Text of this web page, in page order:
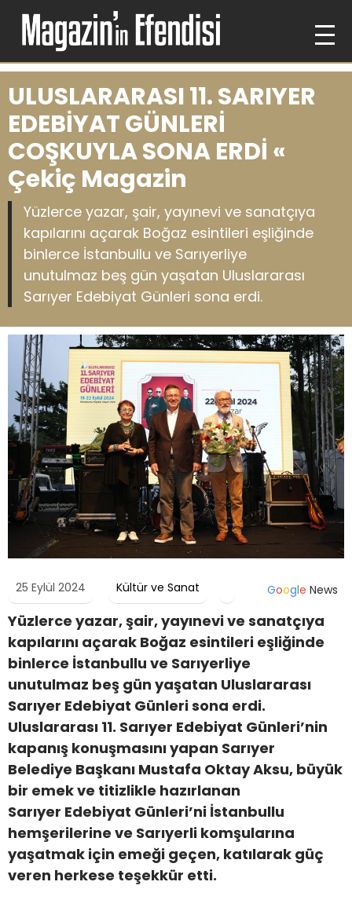
ULUSLARARASI 11. SARIYER
EDEBİYAT GÜNLERİ
COŞKUYLA SONA ERDİ «
Çekiç Magazin
Yüzlerce yazar, şair, yayınevi ve sanatçıya
kapılarını açarak Boğaz esintileri eşliğinde
binlerce İstanbullu ve Sarıyerliye
unutulmaz beş gün yaşatan Uluslararası
Sarıyer Edebiyat Günleri sona erdi.
25 Eylül 2024 Kültür ve Sanat Google News
Yüzlerce yazar, şair, yayınevi ve sanatçıya
kapılarını açarak Boğaz esintileri eşliğinde
binlerce İstanbullu ve Sarıyerliye
unutulmaz beş gün yaşatan Uluslararası
Sarıyer Edebiyat Günleri sona erdi.
Uluslararası 11. Sarıyer Edebiyat Günleri’nin
kapanış konuşmasını yapan Sarıyer
Belediye Başkanı Mustafa Oktay Aksu, büyük
bir emek ve titizlikle hazırlanan
Sarıyer Edebiyat Günleri’ni İstanbullu
hemşerilerine ve Sarıyerli komşularına
yaşatmak için emeği geçen, katılarak güç
veren herkese teşekkür etti.